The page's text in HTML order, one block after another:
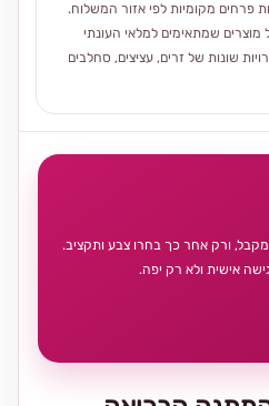
פרחים מקומיות לפי אזור המשלוח.
שמתאימים למלאי העונתי
שונות של זרים, עציצים, סחלבים
ורק אחר כך בחרו צבע ותקציב.
אישית ולא רק יפה.